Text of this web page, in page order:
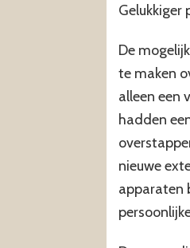
Gelukkiger
De
te maken
alleen een
hadden
nieuwe
apparaten